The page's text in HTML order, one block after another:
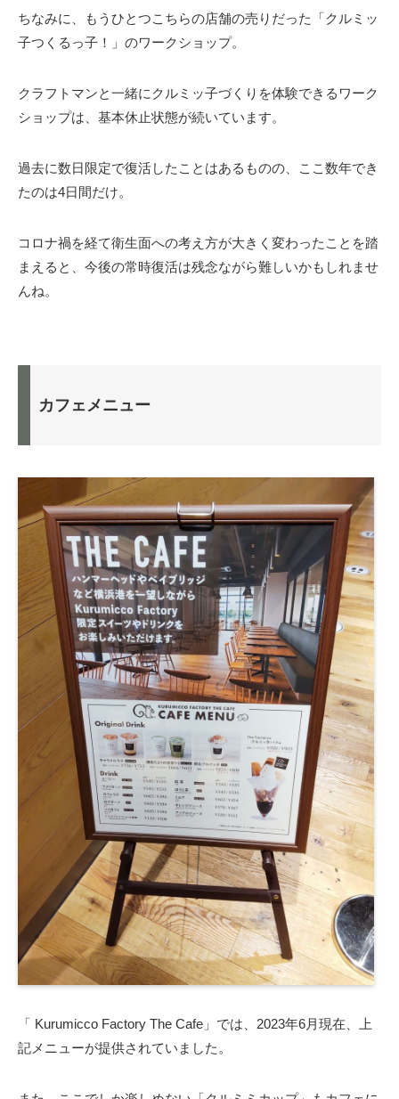
ちなみに、もうひとつこちらの店舗の売りだった「クルミッ
子つくるっ子！」のワークショップ。
クラフトマンと一緒にクルミッ子づくりを体験できるワーク
ショップは、基本休止状態が続いています。
過去に数日限定で復活したことはあるものの、ここ数年でき
たのは4日間だけ。
コロナ禍を経て衛生面への考え方が大きく変わったことを踏
まえると、今後の常時復活は残念ながら難しいかもしれませ
んね。
カフェメニュー
「 Kurumicco Factory The Cafe」では、2023年6月現在、上
記メニューが提供されていました。